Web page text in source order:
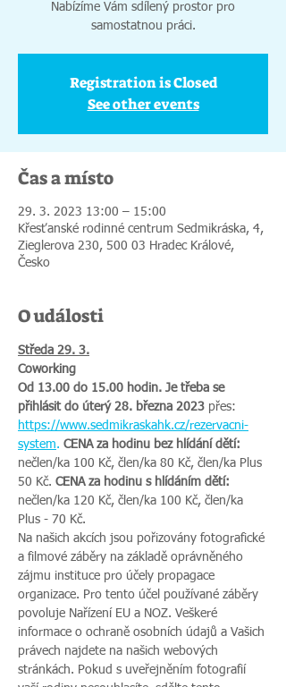
Nabízíme Vám sdílený prostor pro
samostatnou práci.
Registration is Closed
See other events
Čas a místo
29. 3. 2023 13:00 – 15:00
Křesťanské rodinné centrum Sedmikráska, 4,
Zieglerova 230, 500 03 Hradec Králové,
Česko
O události
Středa 29. 3.
Coworking
Od 13.00 do 15.00 hodin. Je třeba se
přihlásit do úterý 28. března 2023 přes:
https://www.sedmikraskahk.cz/rezervacni-
system. CENA za hodinu bez hlídání dětí:
nečlen/ka 100 Kč, člen/ka 80 Kč, člen/ka Plus
50 Kč. CENA za hodinu s hlídáním dětí:
nečlen/ka 120 Kč, člen/ka 100 Kč, člen/ka
Plus - 70 Kč.
Na našich akcích jsou pořizovány fotografické
a filmové záběry na základě oprávněného
zájmu instituce pro účely propagace
organizace. Pro tento účel používané záběry
povoluje Nařízení EU a NOZ. Veškeré
informace o ochraně osobních údajů a Vašich
právech najdete na našich webových
stránkách. Pokud s uveřejněním fotografií